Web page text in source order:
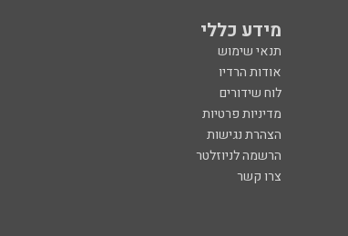
מידע כללי
תנאי שימוש
אודות הרדיו
לוח שידורים
מדיניות פרטיות
הצהרת נגישות
הרשמה לניוזלטר
צרו קשר